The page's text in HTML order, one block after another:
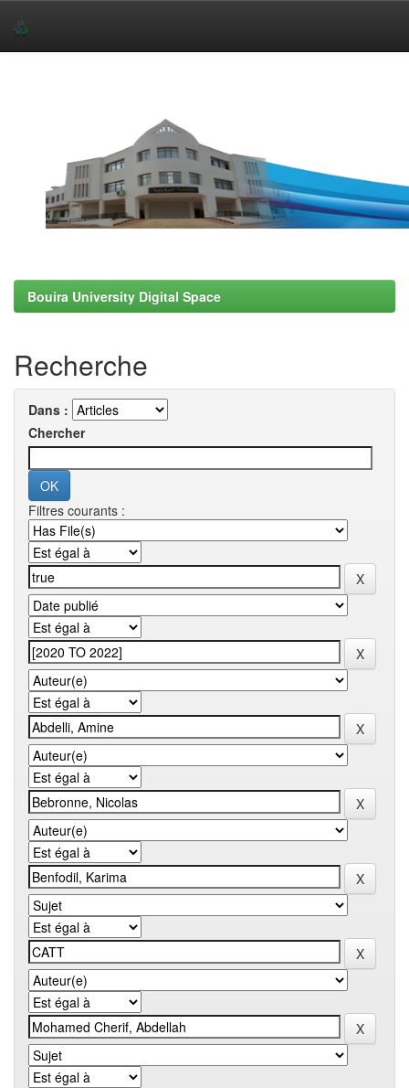
Bouira University Digital Space
Recherche
Dans :
Chercher
Filtres courants :